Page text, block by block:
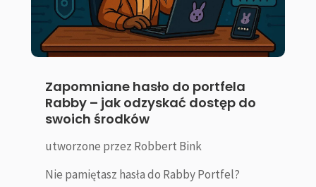
Zapomniane hasło do portfela
Rabby – jak odzyskać dostęp do
swoich środków
utworzone przez Robbert Bink
Nie pamiętasz hasła do Rabby Portfel?